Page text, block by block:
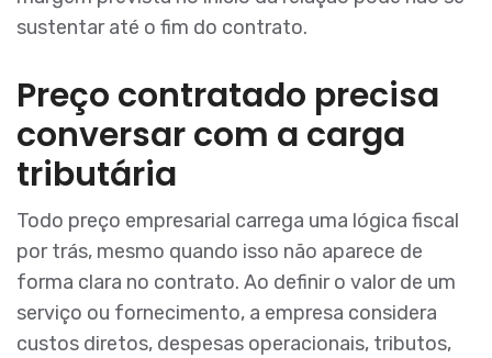
sustentar até o fim do contrato.
Preço contratado precisa
conversar com a carga
tributária
Todo preço empresarial carrega uma lógica fiscal
por trás, mesmo quando isso não aparece de
forma clara no contrato. Ao definir o valor de um
serviço ou fornecimento, a empresa considera
custos diretos, despesas operacionais, tributos,